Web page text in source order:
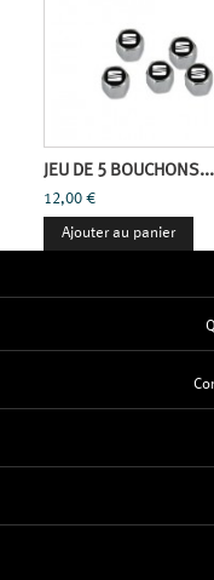
JEU DE 5 BOUCHONS...
12,00 €
Ajouter au panier